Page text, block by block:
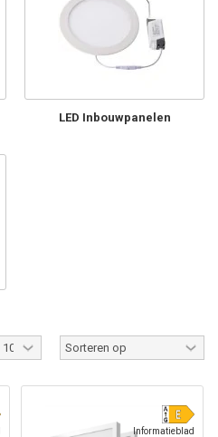
LED Inbouwpanelen
Informatieblad